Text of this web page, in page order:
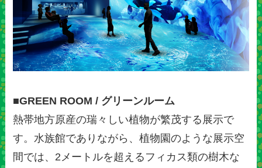
■GREEN ROOM / グリーンルーム
熱帯地方原産の瑞々しい植物が繁茂する展示で
す。水族館でありながら、植物園のような展示空
間では、2メートルを超えるフィカス類の樹木な